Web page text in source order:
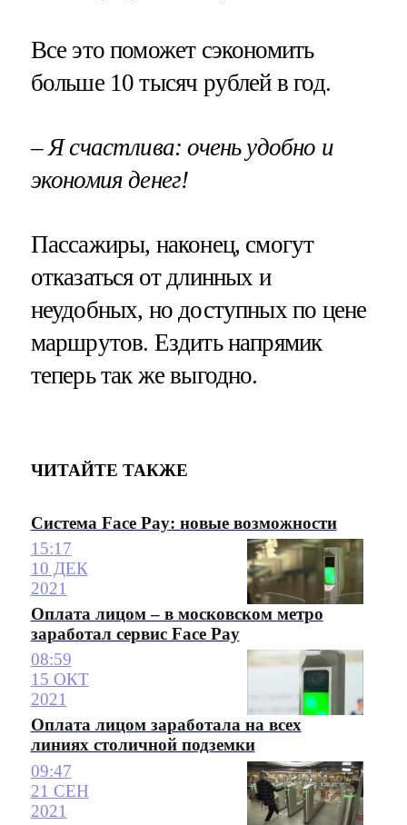
Все это поможет сэкономить
больше 10 тысяч рублей в год.
– Я счастлива: очень удобно и
экономия денег!
Пассажиры, наконец, смогут
отказаться от длинных и
неудобных, но доступных по цене
маршрутов. Ездить напрямик
теперь так же выгодно.
ЧИТАЙТЕ ТАКЖЕ
Система Face Pay: новые возможности
15:17
10 ДЕК
2021
Оплата лицом – в московском метро
заработал сервис Face Pay
08:59
15 ОКТ
2021
Оплата лицом заработала на всех
линиях столичной подземки
09:47
21 СЕН
2021